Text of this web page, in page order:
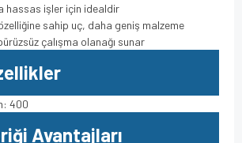
hassas işler için idealdir
sahip uç, daha geniş malzeme
çalışma olanağı sunar
400
Avantajları